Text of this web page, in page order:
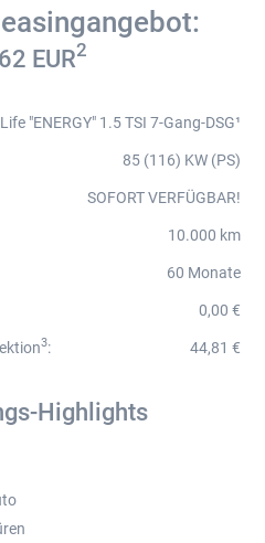
EUR2
"ENERGY" 1.5 TSI 7-Gang-DSG¹
85 (116) KW (PS)
SOFORT VERFÜGBAR!
10.000 km
60 Monate
0,00 €
3: 44,81 €
Highlights